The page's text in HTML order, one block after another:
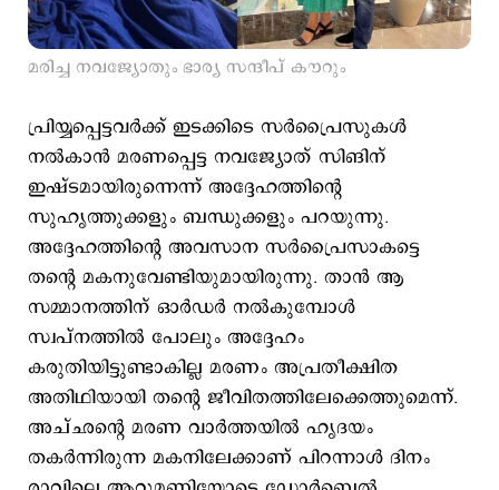
മരിച്ച നവജ്യോതും ഭാര്യ സന്ദീപ് കൗറും
പ്രിയ്യപ്പെട്ടവര്‍ക്ക് ഇടക്കിടെ സര്‍പ്രൈസുകള്‍
നല്‍കാന്‍ മരണപ്പെട്ട നവജ്യോത് സിങിന്
ഇഷ്ടമായിരുന്നെന്ന് അദ്ദേഹത്തിന്‍റെ
സുഹൃത്തുക്കളും ബന്ധുക്കളും പറയുന്നു.
അദ്ദേഹത്തിന്‍റെ അവസാന സർപ്രൈസാകട്ടെ
തന്‍റെ മകനുവേണ്ടിയുമായിരുന്നു. താന്‍ ആ
സമ്മാനത്തിന് ഓര്‍ഡര്‍ നല്‍കുമ്പോള്‍
സ്വപ്നത്തില്‍ പോലും അദ്ദേഹം
കരുതിയിട്ടുണ്ടാകില്ല മരണം അപ്രതീക്ഷിത
അതിഥിയായി തന്‍റെ ജീവിതത്തിലേക്കെത്തുമെന്ന്.
അച്ഛന്‍റെ മരണ വാര്‍ത്തയില്‍ ഹൃദയം
തകര്‍ന്നിരുന്ന മകനിലേക്കാണ് പിറന്നാള്‍ ദിനം